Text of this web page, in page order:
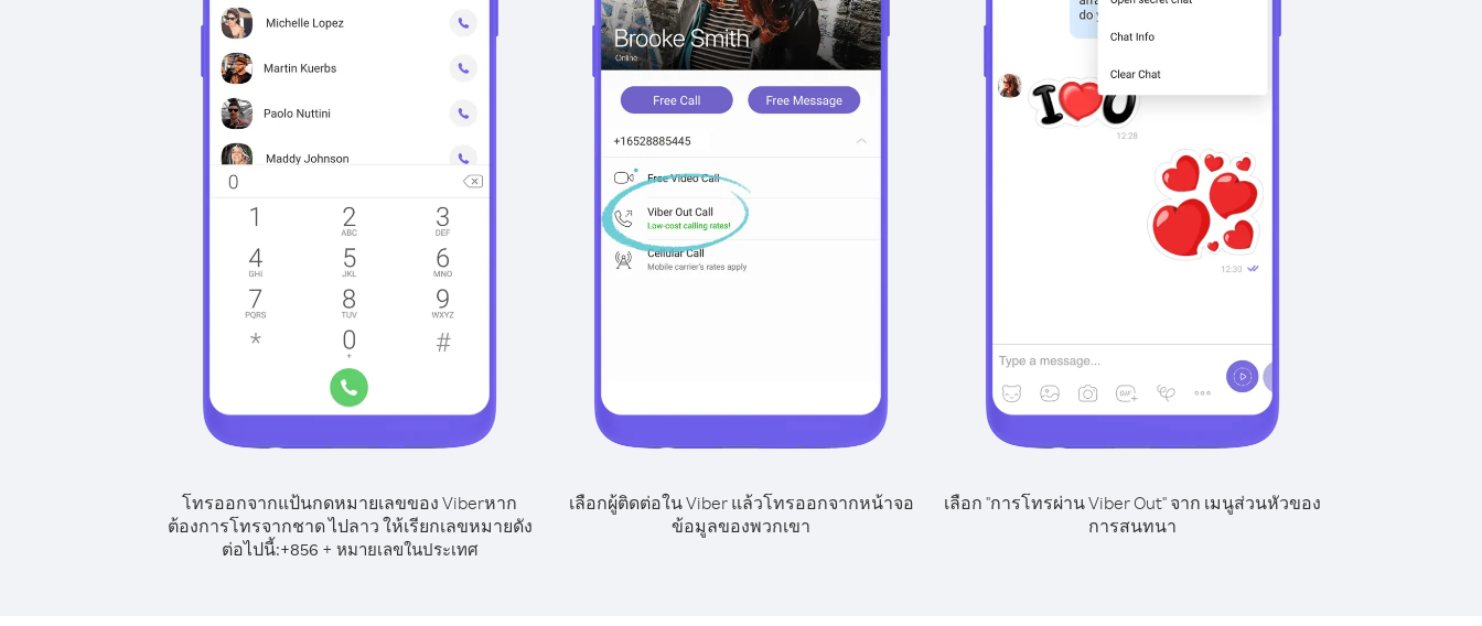
โทรออกจากแป้นกดหมายเลขของ Viberหาก
ต้องการโทรจากชาด ไปลาว ให้เรียกเลขหมายดัง
ต่อไปนี้:+856 + หมายเลขในประเทศ
เลือกผู้ติดต่อใน Viber แล้วโทรออกจากหน้าจอ
ข้อมูลของพวกเขา
เลือก "การโทรผ่าน Viber Out" จาก เมนูส่วนหัวของ
การสนทนา